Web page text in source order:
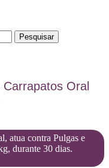
Carrapatos Oral
atua contra Pulgas e
durante 30 dias.